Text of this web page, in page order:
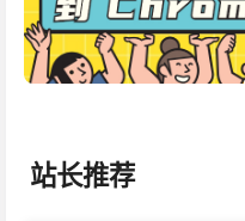
站长推荐